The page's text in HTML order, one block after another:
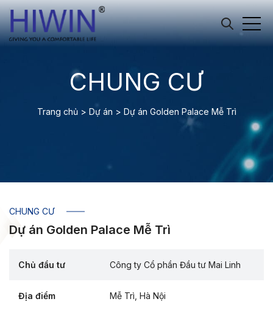
CHUNG CƯ
Trang chủ> Dự án > Dự án Golden Palace Mễ Trì
CHUNG CƯ
Dự án Golden Palace Mễ Trì
Chủ đầu tư Công ty Cổ phần Đầu tư Mai Linh
Địa điểm Mễ Trì, Hà Nội